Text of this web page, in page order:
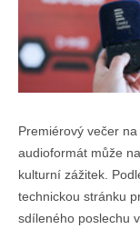
Premiérový večer
audioformát může
kulturní zážitek.
technickou stránku
sdíleného poslechu